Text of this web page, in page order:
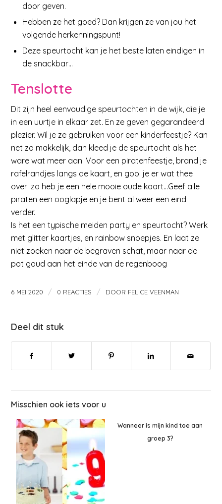
door geven.
Hebben ze het goed? Dan krijgen ze van jou het
volgende herkenningspunt!
Deze speurtocht kan je het beste laten eindigen in
de snackbar…
Tenslotte
Dit zijn heel eenvoudige speurtochten in de wijk, die je
in een uurtje in elkaar zet. En ze geven gegarandeerd
plezier. Wil je ze gebruiken voor een kinderfeestje? Kan
net zo makkelijk, dan kleed je de speurtocht als het
ware wat meer aan. Voor een piratenfeestje, brand je
rafelrandjes langs de kaart, en gooi je er wat thee
over: zo heb je een hele mooie oude kaart…Geef alle
piraten een ooglapje en je bent al weer een eind
verder.
Is het een typische meiden party en speurtocht? Werk
met glitter kaartjes, en rainbow snoepjes. En laat ze
niet zoeken naar de begraven schat, maar naar de
pot goud aan het einde van de regenboog
6 MEI 2020 / 0 REACTIES / DOOR FELICE VEENMAN
Deel dit stuk
Misschien ook iets voor u
Wanneer is mijn kind toe aan
groep 3?